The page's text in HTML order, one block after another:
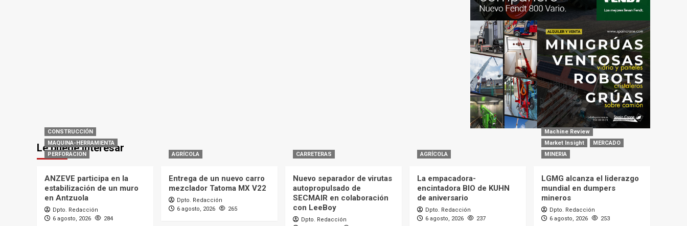
Le puede interesar
CONSTRUCCIÓN
MAQUINA-HERRAMIENTA
PERFORACION
ANZEVE participa en la
estabilización de un muro
en Antzuola
Dpto. Redacción
6 agosto, 2026
284
AGRÍCOLA
Entrega de un nuevo carro
mezclador Tatoma MX V22
Dpto. Redacción
6 agosto, 2026
265
CARRETERAS
Nuevo separador de virutas
autopropulsado de
SECMAIR en colaboración
con LeeBoy
Dpto. Redacción
AGRÍCOLA
La empacadora-
encintadora BIO de KUHN
de aniversario
Dpto. Redacción
6 agosto, 2026
237
Machine Review
Market Insight
MERCADO
MINERIA
LGMG alcanza el liderazgo
mundial en dumpers
mineros
Dpto. Redacción
6 agosto, 2026
253